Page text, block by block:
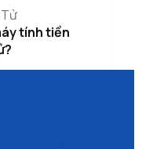
tính tiền